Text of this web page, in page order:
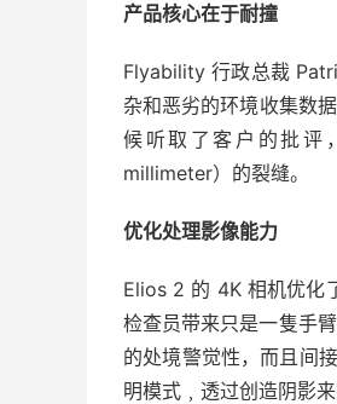
产品核心在于耐撞
Flyability 行政总裁
杂和恶劣的环境收集数
候听取了客户的批评
millimeter）的裂缝。
优化处理影像能力
Elios 2 的 4K 相机优化
检查员带来只是一隻手
的处境警觉性，而且间
明模式﹐透过创造阴影